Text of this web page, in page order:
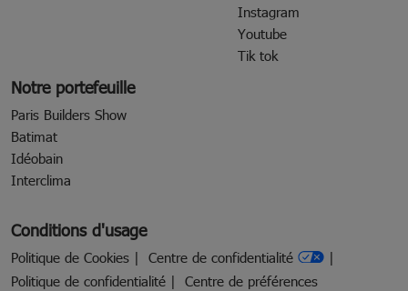
Instagram
Youtube
Tik tok
Notre portefeuille
Paris Builders Show
Batimat
Idéobain
Interclima
Conditions d'usage
Politique de Cookies
Centre de confidentialité
Politique de confidentialité
Centre de préférences